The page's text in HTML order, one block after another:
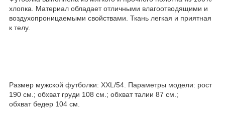
хлопка. Материал обладает отличными влагоотводящими и
воздухопроницаемыми свойствами. Ткань легкая и приятная
к телу.
Размер мужской футболки: XXL/54. Параметры модели: рост
190 см.; обхват груди 108 см.; обхват талии 87 см.;
обхват бедер 104 см.